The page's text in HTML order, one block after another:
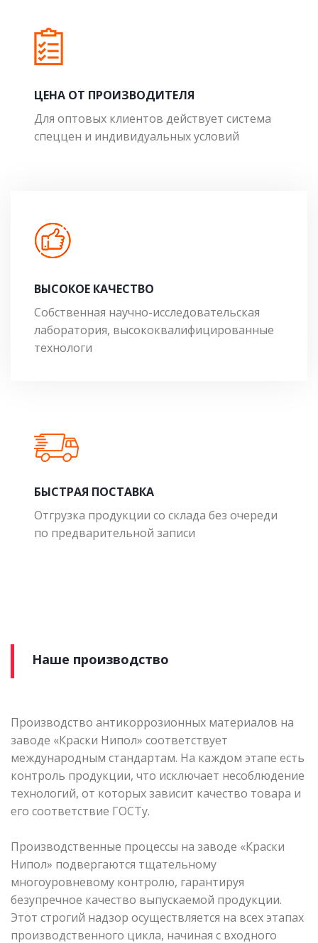
ЦЕНА ОТ ПРОИЗВОДИТЕЛЯ
Для оптовых клиентов действует система
спеццен и индивидуальных условий
ВЫСОКОЕ КАЧЕСТВО
Собственная научно-исследовательская
лаборатория, высококвалифицированные
технологи
БЫСТРАЯ ПОСТАВКА
Отгрузка продукции со склада без очереди
по предварительной записи
Наше производство
Производство антикоррозионных материалов на
заводе «Краски Нипол» соответствует
международным стандартам. На каждом этапе есть
контроль продукции, что исключает несоблюдение
технологий, от которых зависит качество товара и
его соответствие ГОСТу.
Производственные процессы на заводе «Краски
Нипол» подвергаются тщательному
многоуровневому контролю, гарантируя
безупречное качество выпускаемой продукции.
Этот строгий надзор осуществляется на всех этапах
производственного цикла, начиная с входного